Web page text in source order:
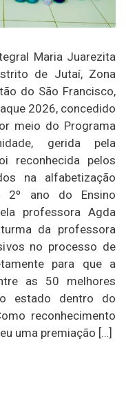
Maria Juarezita
de Jutaí, Zona
do São Francisco,
2026, concedido
meio do Programa
gerida pela
reconhecida pelos
na alfabetização
2º ano do Ensino
professora Agda
da professora
no processo de
para que a
as 50 melhores
estado dentro do
reconhecimento
uma premiação […]